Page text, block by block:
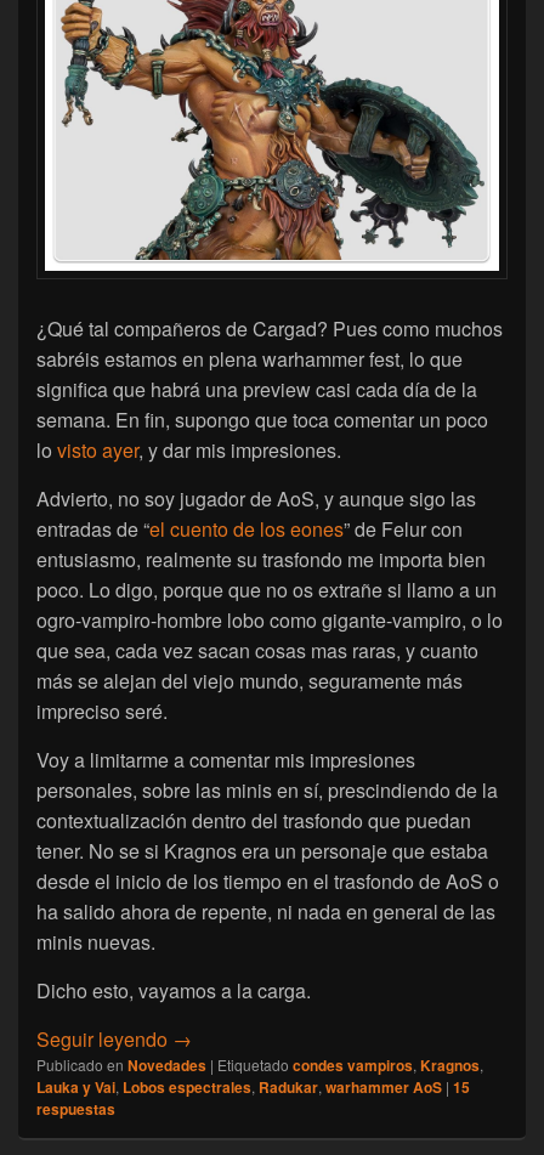
¿Qué tal compañeros de Cargad? Pues como muchos
sabréis estamos en plena warhammer fest, lo que
significa que habrá una preview casi cada día de la
semana. En fin, supongo que toca comentar un poco
lo visto ayer, y dar mis impresiones.
Advierto, no soy jugador de AoS, y aunque sigo las
entradas de “el cuento de los eones” de Felur con
entusiasmo, realmente su trasfondo me importa bien
poco. Lo digo, porque que no os extrañe si llamo a un
ogro-vampiro-hombre lobo como gigante-vampiro, o lo
que sea, cada vez sacan cosas mas raras, y cuanto
más se alejan del viejo mundo, seguramente más
impreciso seré.
Voy a limitarme a comentar mis impresiones
personales, sobre las minis en sí, prescindiendo de la
contextualización dentro del trasfondo que puedan
tener. No se si Kragnos era un personaje que estaba
desde el inicio de los tiempo en el trasfondo de AoS o
ha salido ahora de repente, ni nada en general de las
minis nuevas.
Dicho esto, vayamos a la carga.
Seguir leyendo [Actualidad] Un tal Kragnos y algo más.
→
Publicado en Novedades | Etiquetado condes vampiros, Kragnos,
Lauka y Vai, Lobos espectrales, Radukar, warhammer AoS | 15
respuestas